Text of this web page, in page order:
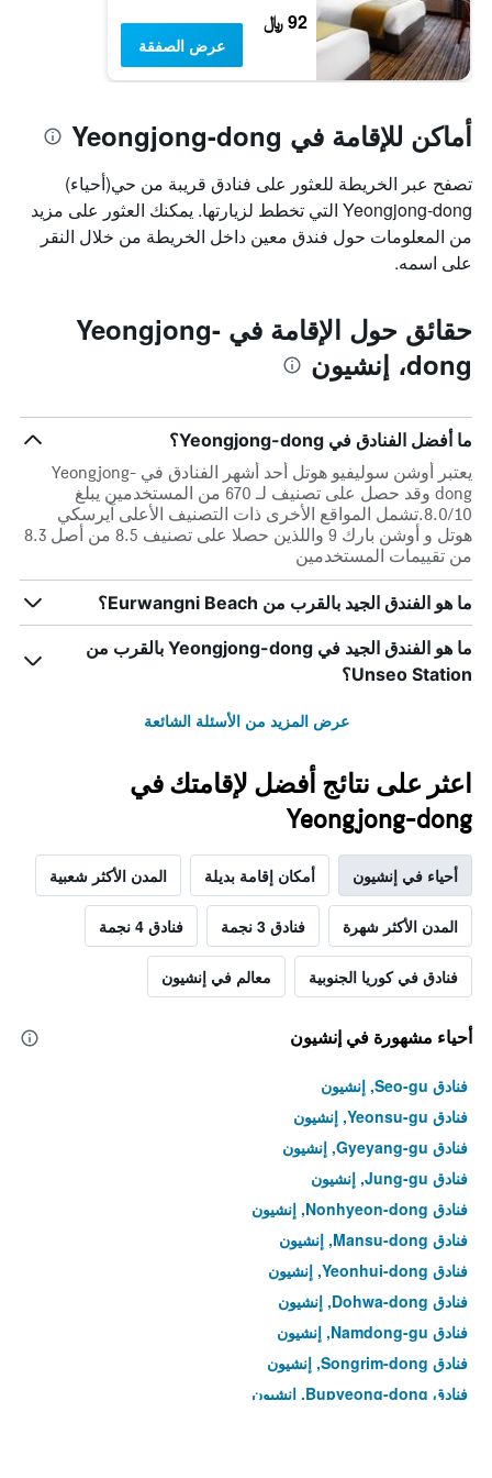
92 ﷼
عرض الصفقة
أماكن للإقامة في Yeongjong-dong
تصفح عبر الخريطة للعثور على فنادق قريبة من حي(أحياء)
Yeongjong-dong التي تخطط لزيارتها. يمكنك العثور على مزيد
من المعلومات حول فندق معين داخل الخريطة من خلال النقر
على اسمه.
حقائق حول الإقامة في Yeongjong-
dong، إنشيون
ما أفضل الفنادق في Yeongjong-dong؟
يعتبر أوشن سوليفيو هوتل أحد أشهر الفنادق في Yeongjong-
dong وقد حصل على تصنيف لـ 670 من المستخدمين يبلغ
8.0/10.تشمل المواقع الأخرى ذات التصنيف الأعلى آيرسكي
هوتل و أوشن بارك 9 واللذين حصلا على تصنيف 8.5 من أصل 8.3
من تقييمات المستخدمين
ما هو الفندق الجيد بالقرب من Eurwangni Beach؟
ما هو الفندق الجيد في Yeongjong-dong بالقرب من
Unseo Station؟
عرض المزيد من الأسئلة الشائعة
اعثر على نتائج أفضل لإقامتك في
Yeongjong-dong
أحياء في إنشيون أمكان إقامة بديلة المدن الأكثر شعبية
المدن الأكثر شهرة فنادق 3 نجمة فنادق 4 نجمة
فنادق في كوريا الجنوبية معالم في إنشيون
أحياء مشهورة في إنشيون
فنادق Seo-gu, إنشيون
فنادق Yeonsu-gu, إنشيون
فنادق Gyeyang-gu, إنشيون
فنادق Jung-gu, إنشيون
فنادق Nonhyeon-dong, إنشيون
فنادق Mansu-dong, إنشيون
فنادق Yeonhui-dong, إنشيون
فنادق Dohwa-dong, إنشيون
فنادق Namdong-gu, إنشيون
فنادق Songrim-dong, إنشيون
فنادق Bupyeong-dong, إنشيون